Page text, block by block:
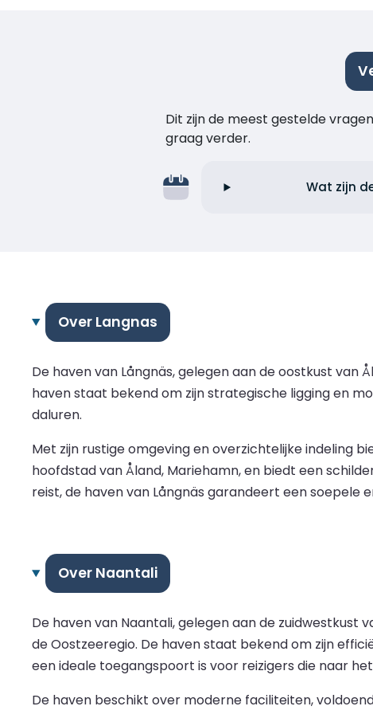
Dit zijn de meest gestelde
graag verder.
Wat zijn
Over Langnas
De haven van Långnäs, gelegen aan de oostkust van
haven staat bekend om zijn strategische ligging en
daluren.
Met zijn rustige omgeving en overzichtelijke indeling
hoofdstad van Åland, Mariehamn, en biedt een
reist, de haven van Långnäs garandeert een soepele
Over Naantali
De haven van Naantali, gelegen aan de
de Oostzeeregio. De haven staat bekend om zijn
een ideale toegangspoort is voor reizigers die naar
De haven beschikt over moderne faciliteiten,